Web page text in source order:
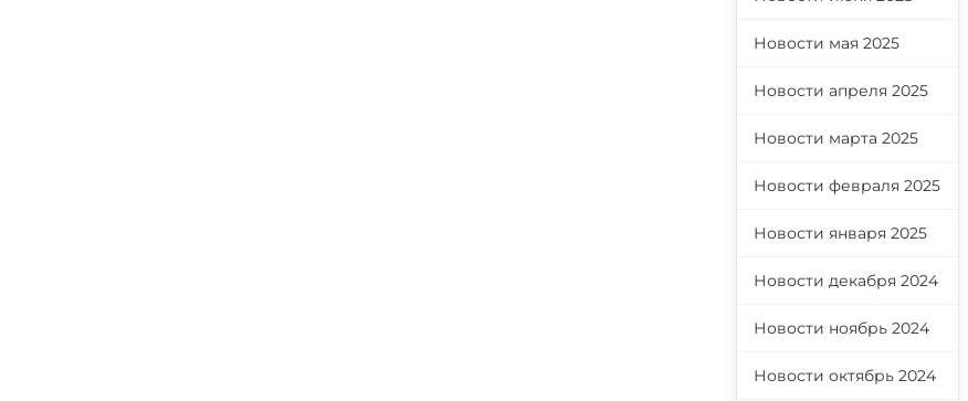
Новости мая 2025
Новости апреля 2025
Новости марта 2025
Новости февраля 2025
Новости января 2025
Новости декабря 2024
Новости ноябрь 2024
Новости октябрь 2024